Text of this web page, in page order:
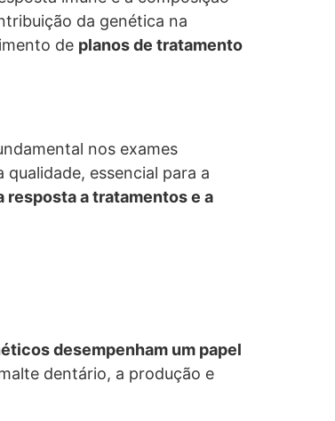
da genética na
de planos de tratamento
nos exames
essencial para a
resposta a tratamentos e a
desempenham um papel
dentário, a produção e